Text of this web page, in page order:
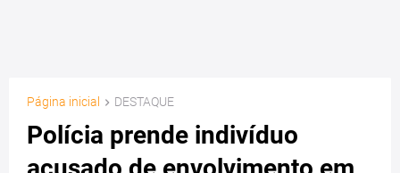
Página inicial DESTAQUE
Polícia prende indivíduo